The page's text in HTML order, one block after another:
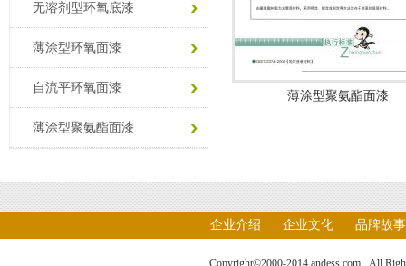
无溶剂型环氧底漆
薄涂型环氧面漆
自流平环氧面漆
薄涂型聚氨酯面漆
薄涂型聚氨酯面漆
企业介绍 企业文化 品牌故事
Copyright©2000-2014 andess.com. All